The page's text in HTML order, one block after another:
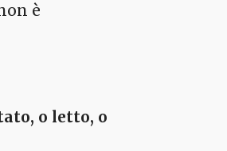
è
o letto, o